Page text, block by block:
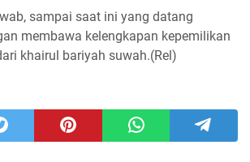
sampai saat ini yang datang
membawa kelengkapan kepemilikan
khairul bariyah suwah.(Rel)